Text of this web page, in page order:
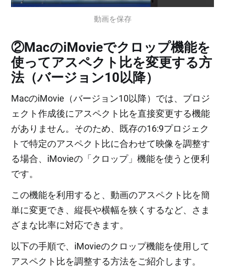
動画を保存
②MacのiMovieでクロップ機能を
使ってアスペクト比を変更する方
法（バージョン10以降）
MacのiMovie（バージョン10以降）では、プロジ
ェクト作成後にアスペクト比を直接変更する機能
がありません。そのため、既存の16:9プロジェク
トで特定のアスペクト比に合わせて映像を調整す
る場合、iMovieの「クロップ」機能を使うと便利
です。
この機能を利用すると、動画のアスペクト比を簡
単に変更でき、縦長や横幅を狭くするなど、さま
ざまな比率に対応できます。
以下の手順で、iMovieのクロップ機能を使用して
アスペクト比を調整する方法をご紹介します。